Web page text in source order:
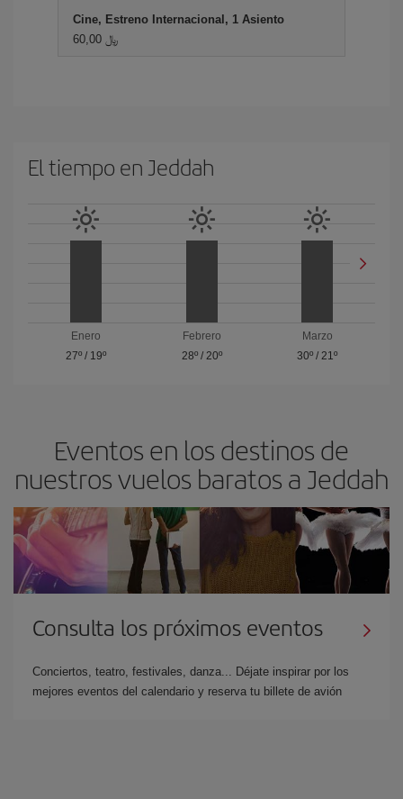
Cine, Estreno Internacional, 1 Asiento
60,00 ﷼
El tiempo en Jeddah
Enero
27º/ 19º
Febrero
28º/ 20º
Marzo
30º /21º
Eventos en los destinos de
nuestros vuelos baratos a Jeddah
Consulta los próximos eventos
Conciertos, teatro, festivales, danza... Déjate inspirar por los
mejores eventos del calendario y reserva tu billete de avión